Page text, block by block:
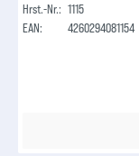
Hrst.-Nr.: 1115
EAN:
4260294081154